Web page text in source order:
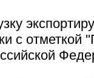
с отметкой